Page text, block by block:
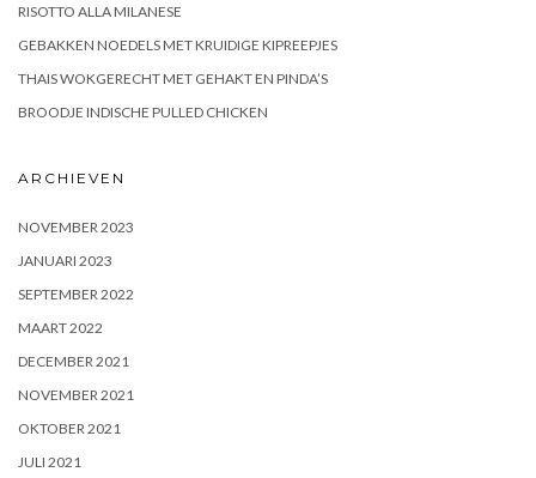
RISOTTO ALLA MILANESE
GEBAKKEN NOEDELS MET KRUIDIGE KIPREEPJES
THAIS WOKGERECHT MET GEHAKT EN PINDA’S
BROODJE INDISCHE PULLED CHICKEN
ARCHIEVEN
NOVEMBER 2023
JANUARI 2023
SEPTEMBER 2022
MAART 2022
DECEMBER 2021
NOVEMBER 2021
OKTOBER 2021
JULI 2021